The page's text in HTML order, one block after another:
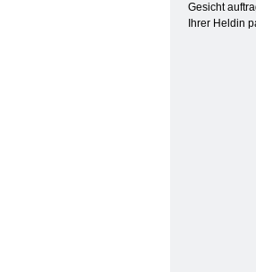
Gesicht
Ihrer Heldin